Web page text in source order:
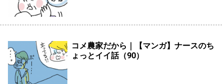
コメ農家だから｜【マンガ】ナースのち
ょっとイイ話（90）